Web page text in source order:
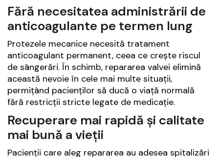
Fără necesitatea administrării de
anticoagulante pe termen lung
Protezele mecanice necesită tratament
anticoagulant permanent, ceea ce crește riscul
de sângerări. În schimb, repararea valvei elimină
această nevoie în cele mai multe situații,
permițând pacienților să ducă o viață normală
fără restricții stricte legate de medicație.
Recuperare mai rapidă și calitate
mai bună a vieții
Pacienții care aleg repararea au adesea spitalizări